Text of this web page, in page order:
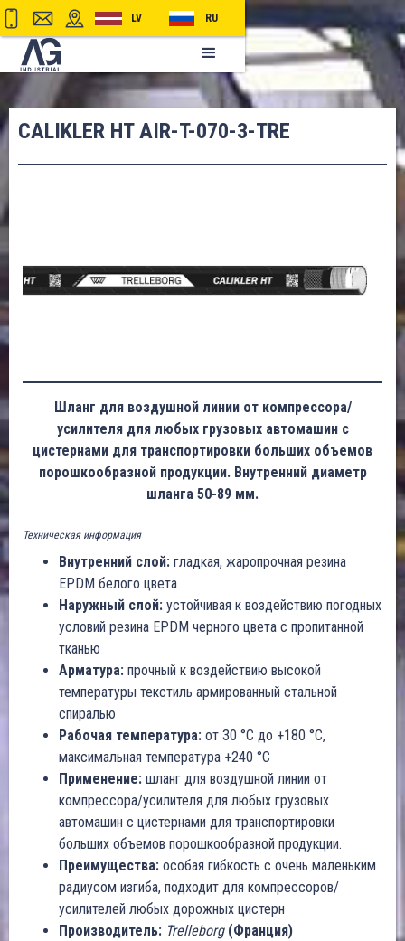
LV RU
CALIKLER HT AIR-T-070-3-TRE
Шланг для воздушной линии от компрессора/
усилителя для любых грузовых автомашин с
цистернами для транспортировки больших объемов
порошкообразной продукции. Внутренний диаметр
шланга 50-89 мм.
Техническая информация
Внутренний слой: гладкая, жаропрочная резина
EPDM белого цвета
Наружный слой: устойчивая к воздействию погодных
условий резина EPDM черного цвета с пропитанной
тканью
Арматура: прочный к воздействию высокой
температуры текстиль армированный стальной
спиралью
Рабочая температура: от 30 °C до +180 °C,
максимальная температура +240 °C
Применение: шланг для воздушной линии от
компрессора/усилителя для любых грузовых
автомашин с цистернами для транспортировки
больших объемов порошкообразной продукции.
Преимущества: особая гибкость с очень маленьким
радиусом изгиба, подходит для компрессоров/
усилителей любых дорожных цистерн
Производитель: Trelleborg(Франция)